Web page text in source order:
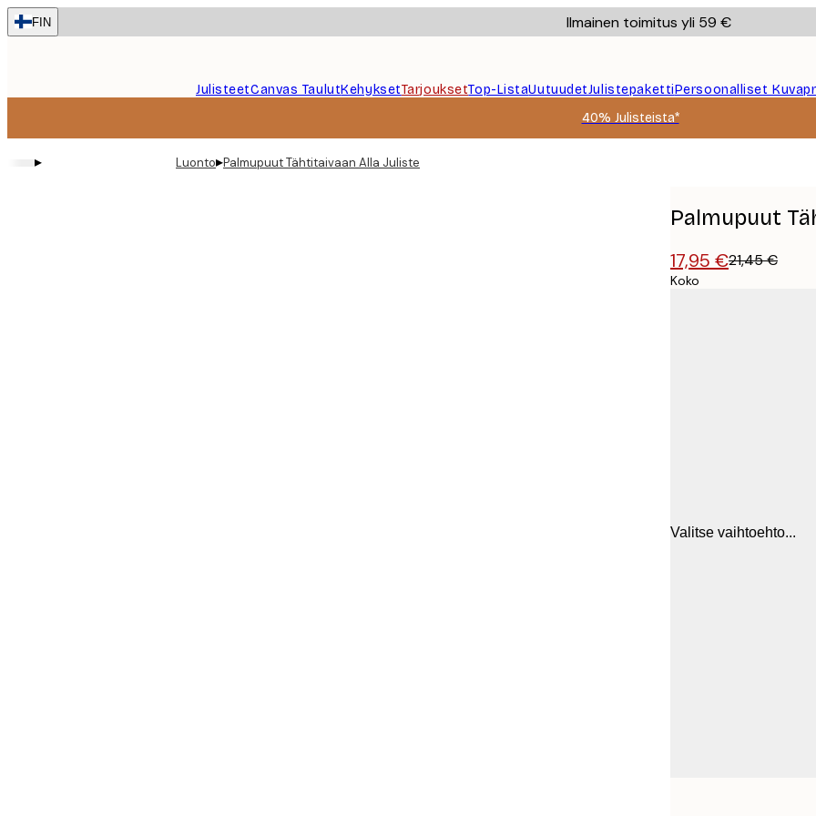
Skip
to
FIN Ilmainen toimitus yli 59 €
JulisteetCanvas TaulutKehyksetTarjouksetTop-ListaUutuudetJulistepakettiPersoonalliset
40% Julisteista*
▸ Luonto▸Palmupuut Tähtitaivaan Alla Juliste
Palmupuut
17,95 €21,45 €
Koko
Valitse vaihtoehto...